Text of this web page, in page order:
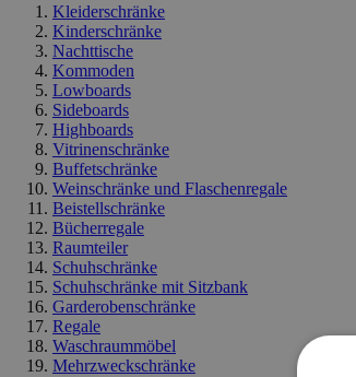
Kleiderschränke
Kinderschränke
Nachttische
Kommoden
Lowboards
Sideboards
Highboards
Vitrinenschränke
Buffetschränke
Weinschränke und Flaschenregale
Beistellschränke
Bücherregale
Raumteiler
Schuhschränke
Schuhschränke mit Sitzbank
Garderobenschränke
Regale
Waschraummöbel
Mehrzweckschränke